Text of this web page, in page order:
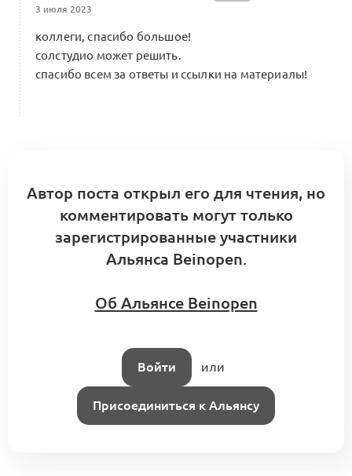
3 июля 2023
коллеги, спасибо большое!
солстудио может решить.
спасибо всем за ответы и ссылки на материалы!
Автор поста открыл его для чтения, но
комментировать могут только
зарегистрированные участники
Альянса Beinopen.
Об Альянсе Beinopen
Войти или
Присоединиться к Альянсу